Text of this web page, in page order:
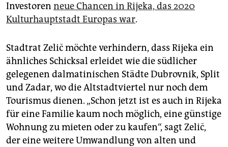
Investoren neue Chancen in Rijeka, das 2020
Kulturhauptstadt Europas war.
Stadtrat Zelič möchte verhindern, dass Rijeka ein
ähnliches Schicksal erleidet wie die südlicher
gelegenen dalmatinischen Städte Dubrovnik, Split
und Zadar, wo die Altstadtviertel nur noch dem
Tourismus dienen. „Schon jetzt ist es auch in Rijeka
für eine Familie kaum noch möglich, eine günstige
Wohnung zu mieten oder zu kaufen“, sagt Zelič,
der eine weitere Umwandlung von alten und